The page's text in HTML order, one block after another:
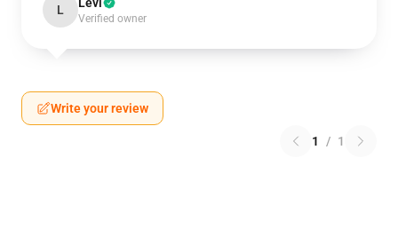
L
Verified owner
Write your review
1 / 1